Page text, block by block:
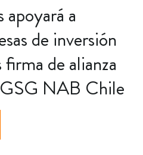
a
de inversión
de alianza
NAB Chile